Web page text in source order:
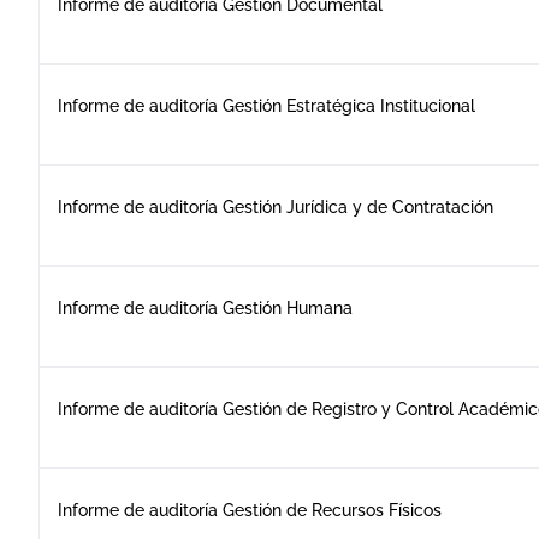
Informe de auditoría Gestión Documental
Informe de auditoría Gestión Estratégica Institucional
Informe de auditoría Gestión Jurídica y de Contratación
Informe de auditoría Gestión Humana
Informe de auditoría Gestión de Registro y Control
Informe de auditoría Gestión de Recursos Físicos